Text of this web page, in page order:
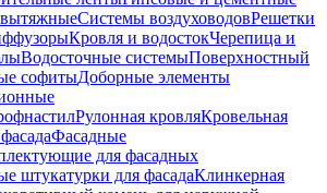
Системы воздуховодовРешетки
Кровля и водостокЧерепица и
Водосточные системыПоверхностный
софитыДоборные элементы
Рулонная кровляКровельная
Фасадные
для фасадных
штукатурки для фасадаКлинкерная